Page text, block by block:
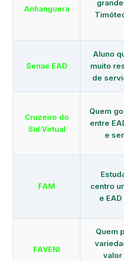
Anhanguera
Senac EAD
Aluno
muito
de
Cruzeiro do
Sul Virtual
Quem
entre
e
FAM
centro
e
FAVENI
Quem
valor